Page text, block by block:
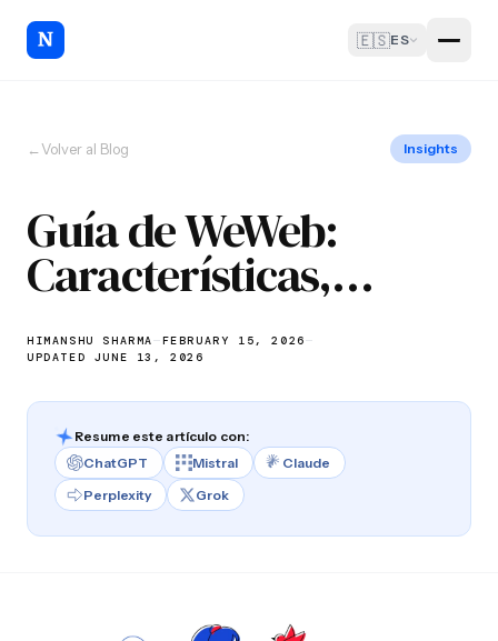
🇪🇸ES
←Volver al Blog Insights
Guía de WeWeb:
Características,
Ventajas, Desventajas
y Mejores Casos de Uso
(2026)
HIMANSHU SHARMA—FEBRUARY 15, 2026—
UPDATED JUNE 13, 2026
Resume este artículo con:
ChatGPT
Mistral
Claude
Perplexity
Grok